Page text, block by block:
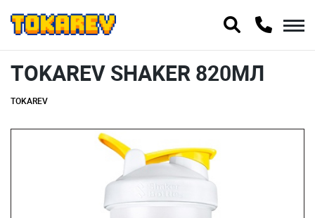
TOKAREV SHAKER 820МЛ
TOKAREV